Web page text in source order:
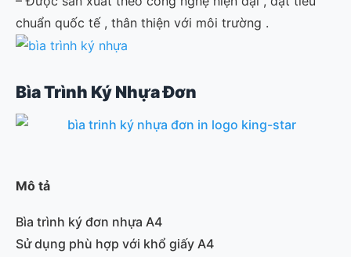
chuẩn quốc tế , thân thiện với môi trường .
Bìa Trình Ký Nhựa Đơn
Mô tả
Bìa trình ký đơn nhựa A4
Sử dụng phù hợp với khổ giấy A4